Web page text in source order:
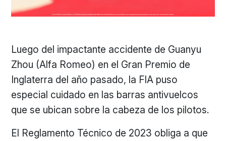
Luego del impactante accidente de Guanyu
Zhou (Alfa Romeo) en el Gran Premio de
Inglaterra del año pasado, la FIA puso
especial cuidado en las barras antivuelcos
que se ubican sobre la cabeza de los pilotos.
El Reglamento Técnico de 2023 obliga a que